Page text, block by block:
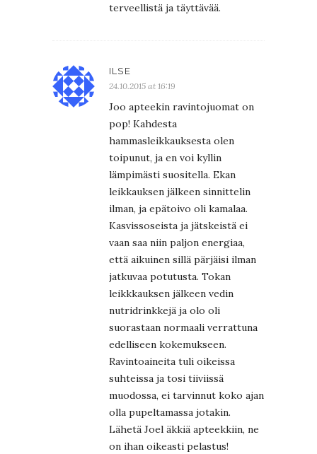
terveellistä ja täyttävää.
ILSE
24.10.2015 at 16:19
Joo apteekin ravintojuomat on
pop! Kahdesta
hammasleikkauksesta olen
toipunut, ja en voi kyllin
lämpimästi suositella. Ekan
leikkauksen jälkeen sinnittelin
ilman, ja epätoivo oli kamalaa.
Kasvissoseista ja jätskeistä ei
vaan saa niin paljon energiaa,
että aikuinen sillä pärjäisi ilman
jatkuvaa potutusta. Tokan
leikkkauksen jälkeen vedin
nutridrinkkejä ja olo oli
suorastaan normaali verrattuna
edelliseen kokemukseen.
Ravintoaineita tuli oikeissa
suhteissa ja tosi tiiviissä
muodossa, ei tarvinnut koko ajan
olla pupeltamassa jotakin.
Lähetä Joel äkkiä apteekkiin, ne
on ihan oikeasti pelastus!